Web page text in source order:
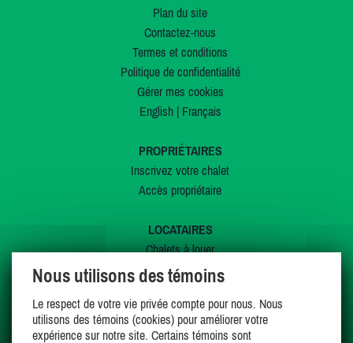
Plan du site
Contactez-nous
Termes et conditions
Politique de confidentialité
Gérer mes cookies
English| Français
PROPRIÉTAIRES
Inscrivez votre chalet
Accès propriétaire
LOCATAIRES
Chalets à louer
Chalets à vendre
Offres spéciales
Mes favoris
Nous utilisons des témoins
Le respect de votre vie privée compte pour nous. Nous
utilisons des témoins (cookies) pour améliorer votre
expérience sur notre site. Certains témoins sont